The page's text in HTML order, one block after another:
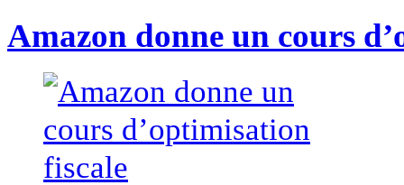
Amazon donne un cours